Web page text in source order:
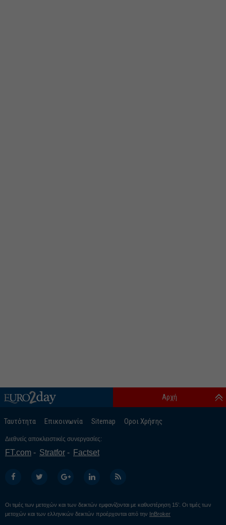
Ταυτότητα Επικοινωνία Sitemap Οροι Χρήσης
Αρχή
Διεθνείς αποκλειστικές συνεργασίες:
FT.com Stratfor Factset
Οι τιμές των μετοχών και των δεικτών εμφανίζονται με καθυστέρηση 15’. Οι τιμές των
μετοχών και των ελληνικών δεικτών προέρχονται από την InBroker